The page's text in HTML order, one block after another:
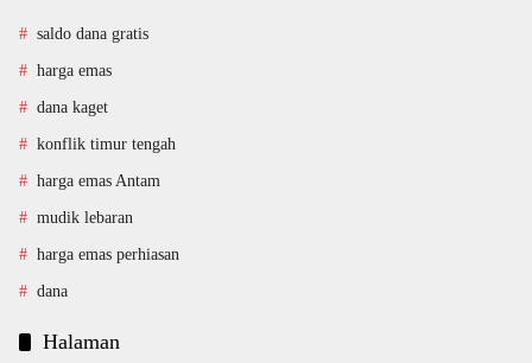
saldo dana gratis
harga emas
dana kaget
konflik timur tengah
harga emas Antam
mudik lebaran
harga emas perhiasan
dana
Halaman